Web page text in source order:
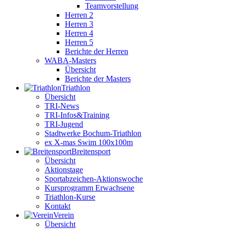
Teamvorstellung
Herren 2
Herren 3
Herren 4
Herren 5
Berichte der Herren
WABA-Masters
Übersicht
Berichte der Masters
Triathlon
Übersicht
TRI-News
TRI-Infos&Training
TRI-Jugend
Stadtwerke Bochum-Triathlon
ex X-mas Swim 100x100m
Breiten­sport
Übersicht
Aktionstage
Sportabzeichen-Aktionswoche
Kursprogramm Erwachsene
Triathlon-Kurse
Kontakt
Verein
Übersicht